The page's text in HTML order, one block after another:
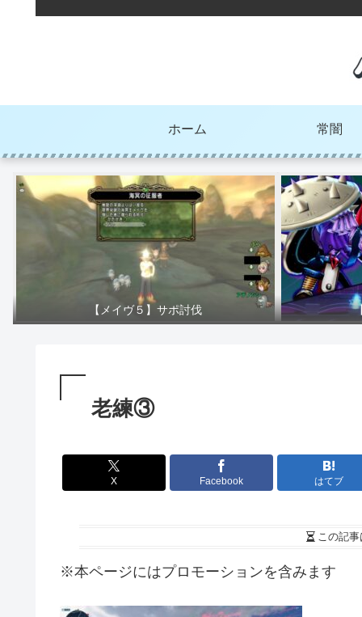
ホーム 常闇
【メイヴ５】サポ討伐
老練③
X Facebook はてブ
この記事
※本ページにはプロモーションを含みます